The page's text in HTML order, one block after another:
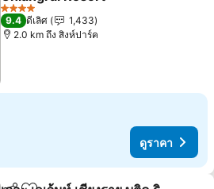
ดูราคา
4 ดาว
9.4 ดีเลิศ
1,433
2.0 km ถึง สิงห์ปาร์ค
ดูราคา